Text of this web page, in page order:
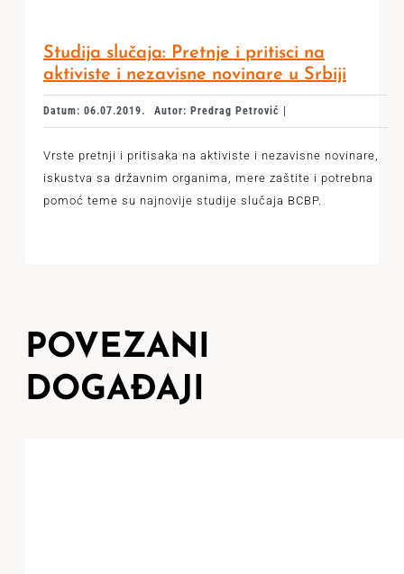
Studija slučaja: Pretnje i pritisci na
aktiviste i nezavisne novinare u Srbiji
Datum: 06.07.2019. Autor: Predrag Petrović |
Vrste pretnji i pritisaka na aktiviste i nezavisne novinare,
iskustva sa državnim organima, mere zaštite i potrebna
pomoć teme su najnovije studije slučaja BCBP.
POVEZANI
DOGAĐAJI